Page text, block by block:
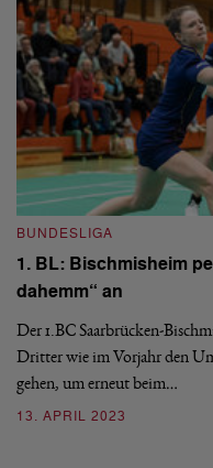
BUNDESLIGA
1. BL: Bischmisheim
dahemm“ an
Der 1.BC Saarbrücken-
Dritter wie im Vorjahr den
gehen, um erneut beim…
13. APRIL 2023